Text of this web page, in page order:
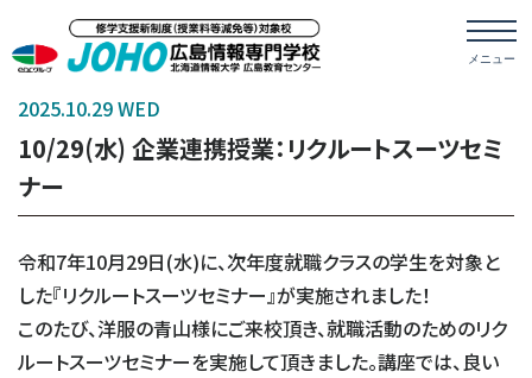
2025.10.29 WED
10/29(水) 企業連携授業：リクルートスーツセミ
ナー
令和7年10月29日(水)に、次年度就職クラスの学生を対象と
した『リクルートスーツセミナー』が実施されました！
このたび、洋服の青山様にご来校頂き、就職活動のためのリク
ルートスーツセミナーを実施して頂きました。講座では、良い